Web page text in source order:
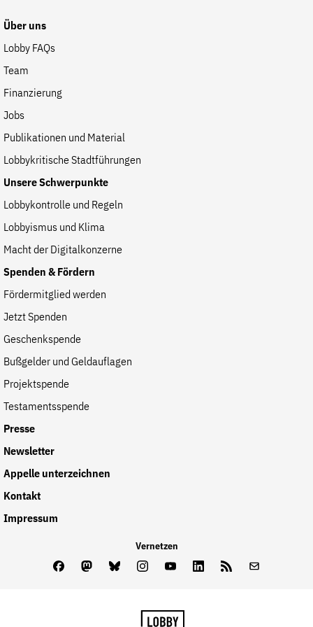
Über uns
Lobby FAQs
Team
Finanzierung
Jobs
Publikationen und Material
Lobbykritische Stadtführungen
Unsere Schwerpunkte
Lobbykontrolle und Regeln
Lobbyismus und Klima
Macht der Digitalkonzerne
Spenden & Fördern
Fördermitglied werden
Jetzt Spenden
Geschenkspende
Bußgelder und Geldauflagen
Projektspende
Testamentsspende
Presse
Newsletter
Appelle unterzeichnen
Kontakt
Impressum
Vernetzen
FacebookMastodon
BlueskyInstagram
YoutubeLinkedInFeed